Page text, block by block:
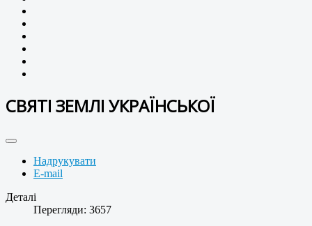
СВЯТІ ЗЕМЛІ УКРАЇНСЬКОЇ
Надрукувати
E-mail
Деталі
Перегляди: 3657